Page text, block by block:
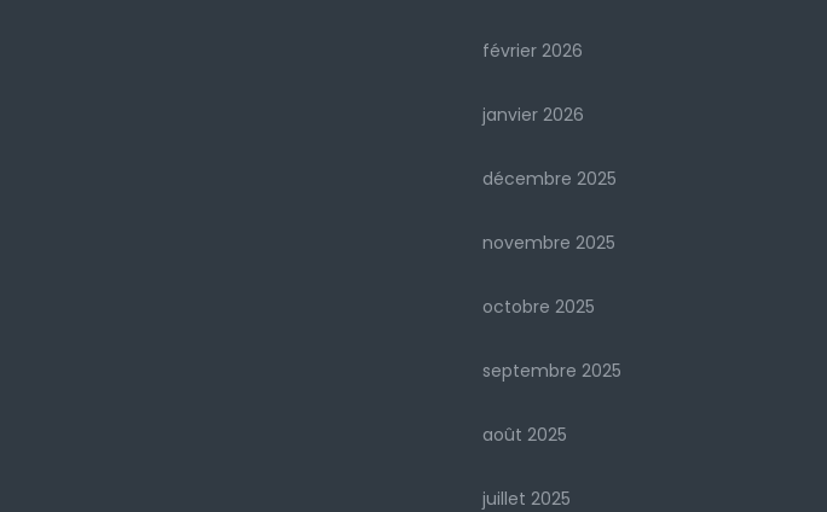
février 2026
janvier 2026
décembre 2025
novembre 2025
octobre 2025
septembre 2025
août 2025
juillet 2025